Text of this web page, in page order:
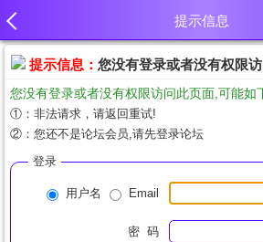
提示信息
提示信息： 您没有登录或者没有权限
您没有登录或者没有权限访问此页面,可能如
①：非法请求，请返回重试!
②：您还不是论坛会员,请先登录论坛
登录
用户名 Email
密 码